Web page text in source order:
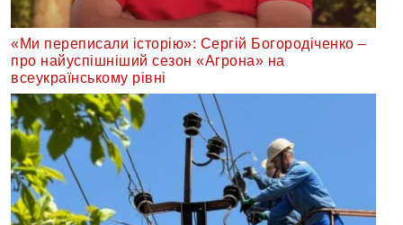
«Ми переписали історію»: Сергій Богородіченко –
про найуспішніший сезон «Агрона» на
всеукраїнському рівні